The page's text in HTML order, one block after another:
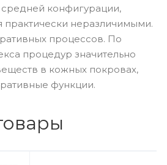
конфигурации,
практически неразличимыми.
процессов. По
процедур значительно
в кожных покровах,
функции.